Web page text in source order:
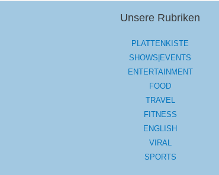
Unsere Rubriken
PLATTENKISTE
SHOWS|EVENTS
ENTERTAINMENT
FOOD
TRAVEL
FITNESS
ENGLISH
VIRAL
SPORTS